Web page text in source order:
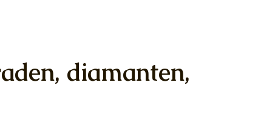
diamanten,